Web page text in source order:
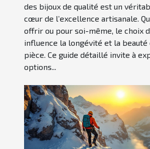
des bijoux de qualité est un
cœur de l’excellence artisanale.
offrir ou pour soi-même, le choix
influence la longévité et la beauté
pièce. Ce guide détaillé invite à
options...